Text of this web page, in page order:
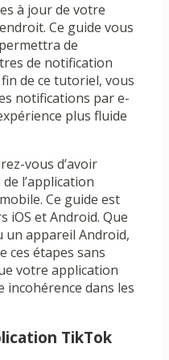
à jour de votre
Ce guide vous
de
de notification
de ce tutoriel, vous
notifications par e-
plus fluide
vous d’avoir
l’application
Ce guide est
iOS et Android. Que
un appareil Android,
ces étapes sans
votre application
dans les
TikTok